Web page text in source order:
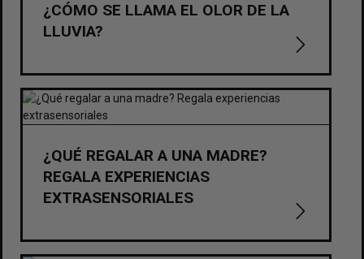
¿CÓMO SE LLAMA EL OLOR DE LA
LLUVIA?
¿QUÉ REGALAR A UNA MADRE?
REGALA EXPERIENCIAS
EXTRASENSORIALES